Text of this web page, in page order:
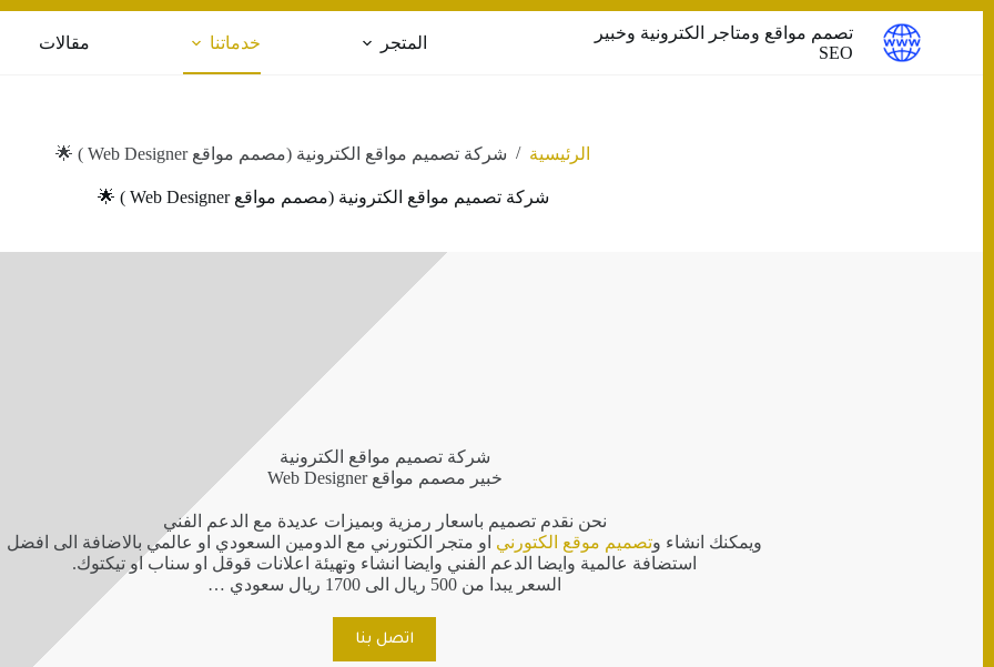
تصمم مواقع ومتاجر الكترونية وخبير
SEO
المتجر خدماتنا مقالات
الرئيسية / شركة تصميم مواقع الكترونية (مصمم مواقع Web Designer ) 🌟
شركة تصميم مواقع الكترونية (مصمم مواقع Web Designer ) 🌟
شركة تصميم مواقع الكترونية
خبير مصمم مواقع Web Designer
نحن نقدم تصميم باسعار رمزية وبميزات عديدة مع الدعم الفني
ويمكنك انشاء وتصميم موقع الكتورني او متجر الكتورني مع الدومين السعودي او عالمي بالاضافة الى افضل
استضافة عالمية وايضا الدعم الفني وايضا انشاء وتهيئة اعلانات قوقل او سناب او تيكتوك.
السعر يبدا من 500 ريال الى 1700 ريال سعودي …
اتصل بنا